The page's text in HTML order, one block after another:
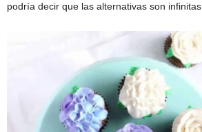
podría decir que las alternativas son infinitas.